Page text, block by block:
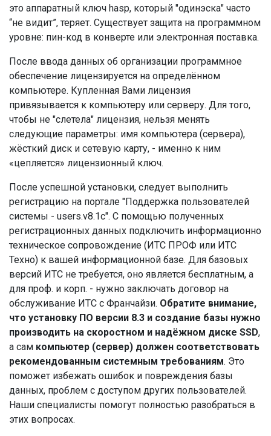
это аппаратный ключ hasp, который "одинэска" часто
“не видит”, теряет. Существует защита на программном
уровне: пин-код в конверте или электронная поставка.
После ввода данных об организации программное
обеспечение лицензируется на определённом
компьютере. Купленная Вами лицензия
привязывается к компьютеру или серверу. Для того,
чтобы не "слетела" лицензия, нельзя менять
следующие параметры: имя компьютера (сервера),
жёсткий диск и сетевую карту, - именно к ним
«цепляется» лицензионный ключ.
После успешной установки, следует выполнить
регистрацию на портале "Поддержка пользователей
системы - users.v8.1c". С помощью полученных
регистрационных данных подключить информационно
техническое сопровождение (ИТС ПРОФ или ИТС
Техно) к вашей информационной базе. Для базовых
версий ИТС не требуется, оно является бесплатным, а
для проф. и корп. - нужно заключать договор на
обслуживание ИТС с Франчайзи. Обратите внимание,
что установку ПО версии 8.3 и создание базы нужно
производить на скоростном и надёжном диске SSD,
а сам компьютер (сервер) должен соответствовать
рекомендованным системным требованиям. Это
поможет избежать ошибок и повреждения базы
данных, проблем с доступом других пользователей.
Наши специалисты помогут полностью разобраться в
этих вопросах.